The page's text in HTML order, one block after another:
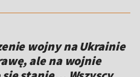
wojny na Ukrainie
ale na wojnie